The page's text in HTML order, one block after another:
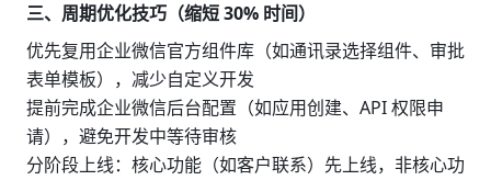
三、周期优化技巧（缩短 30% 时间）
优先复用企业微信官方组件库（如通讯录选择组件、审批
表单模板），减少自定义开发
提前完成企业微信后台配置（如应用创建、API 权限申
请），避免开发中等待审核
分阶段上线：核心功能（如客户联系）先上线，非核心功